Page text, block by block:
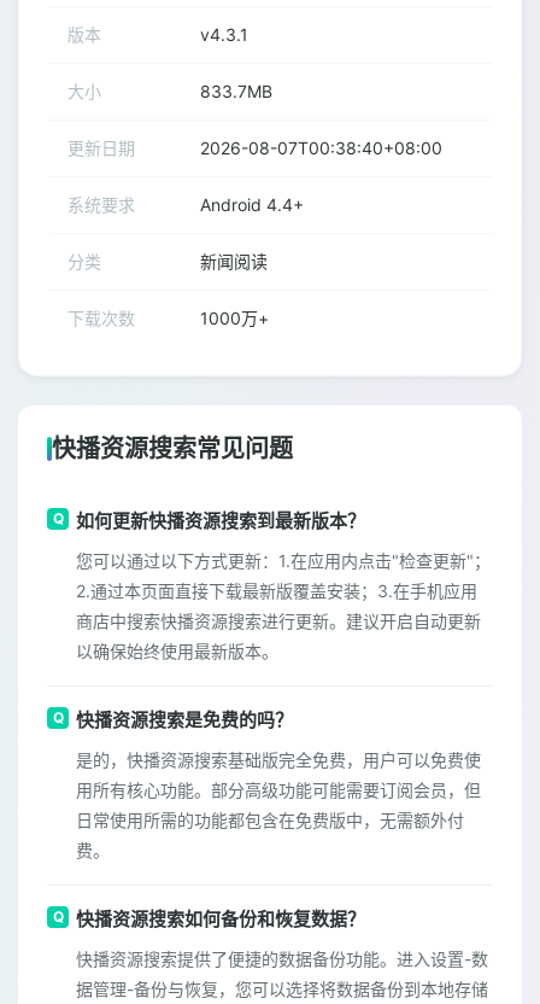
版本 v4.3.1
大小 833.7MB
更新日期 2026-08-07T00:38:40+08:00
系统要求 Android 4.4+
分类 新闻阅读
下载次数 1000万+
快播资源搜索常见问题
如何更新快播资源搜索到最新版本？
您可以通过以下方式更新：1.在应用内点击"检查更新"；
2.通过本页面直接下载最新版覆盖安装；3.在手机应用
商店中搜索快播资源搜索进行更新。建议开启自动更新
以确保始终使用最新版本。
快播资源搜索是免费的吗？
是的，快播资源搜索基础版完全免费，用户可以免费使
用所有核心功能。部分高级功能可能需要订阅会员，但
日常使用所需的功能都包含在免费版中，无需额外付
费。
快播资源搜索如何备份和恢复数据？
快播资源搜索提供了便捷的数据备份功能。进入设置-数
据管理-备份与恢复，您可以选择将数据备份到本地存储